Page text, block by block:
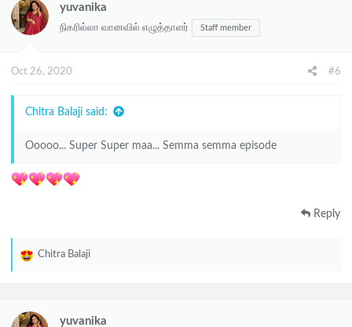
yuvanika
நிகரில்லா வானவில் எழுத்தாளர் Staff member
Oct 26, 2020 #6
Chitra Balaji said:
Ooooo... Super Super maa... Semma semma episode
Reply
R
c
Chitra Balaji
yuvanika